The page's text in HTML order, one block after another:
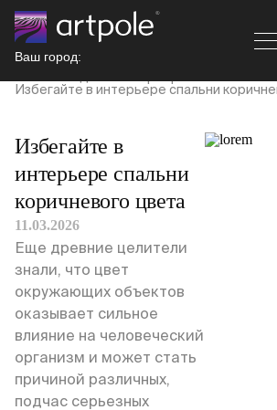
Ваш город:
Избегайте в интерьере спальни
Избегайте в
интерьере спальни
коричневого цвета
11.03.2026
Еще древние целители
знали, что цвет
окружающих объектов
оказывает сильное
влияние на человеческий
организм и может стать
причиной различных,
подчас серьезных